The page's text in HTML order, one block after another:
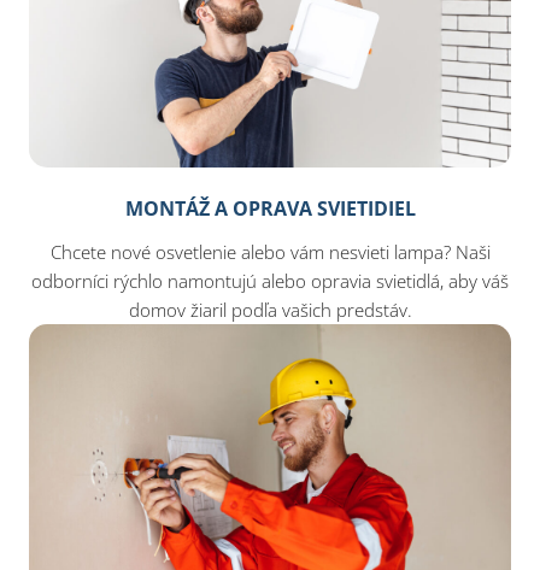
MONTÁŽ A OPRAVA SVIETIDIEL
Chcete nové osvetlenie alebo vám nesvieti lampa? Naši
odborníci rýchlo namontujú alebo opravia svietidlá, aby váš
domov žiaril podľa vašich predstáv.